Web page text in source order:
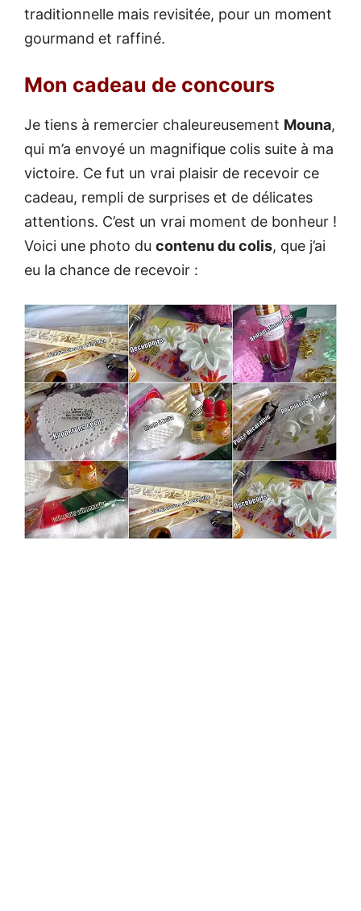
traditionnelle mais revisitée, pour un moment
gourmand et raffiné.
Mon cadeau de concours
Je tiens à remercier chaleureusement Mouna,
qui m’a envoyé un magnifique colis suite à ma
victoire. Ce fut un vrai plaisir de recevoir ce
cadeau, rempli de surprises et de délicates
attentions. C’est un vrai moment de bonheur !
Voici une photo du contenu du colis, que j’ai
eu la chance de recevoir :